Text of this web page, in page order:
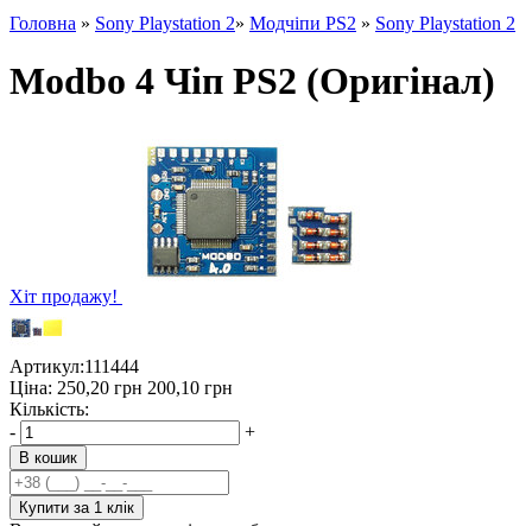
Головна » Sony Playstation 2» Модчіпи PS2 » Sony Playstation 2
Modbo 4 Чіп PS2 (Оригінал)
Хіт продажу!
Артикул:111444
Ціна: 250,20 грн 200,10 грн
Кількість:
-
+
В кошик
Купити за 1 клiк